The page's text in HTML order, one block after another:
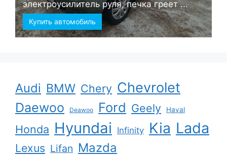
электроусилитель руля, печка греет ...
Купить автомобиль
Audi BMW Chery Chevrolet
Daewoo Deawoo Ford Geely Haval
Honda Hyundai Infinity Kia Lada
Lexus Lifan Mazda